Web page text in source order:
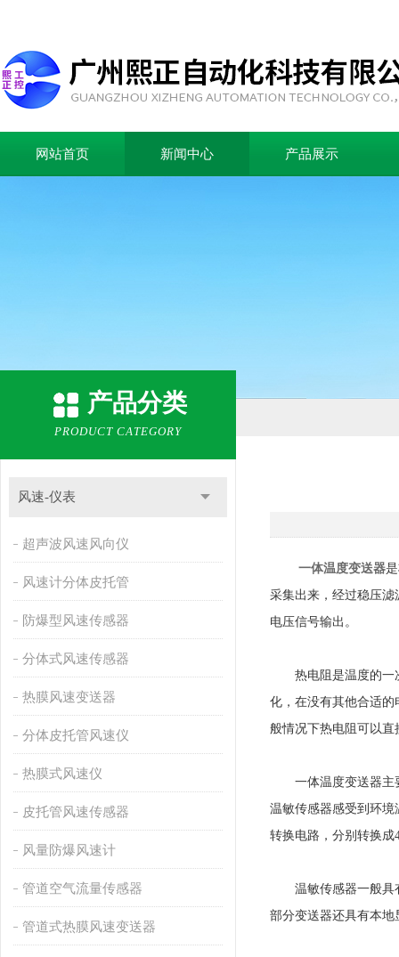
网站首页 新闻中心 产品展示
产品分类
PRODUCT CATEGORY
风速-仪表
超声波风速风向仪
风速计分体皮托管
防爆型风速传感器
分体式风速传感器
热膜风速变送器
分体皮托管风速仪
热膜式风速仪
皮托管风速传感器
风量防爆风速计
管道空气流量传感器
管道式热膜风速变送器
一体温度变送器
采集出来，经过稳压
电压信号输出。
热电阻是温度的一次
化，在没有其他合适
般情况下热电阻可以直
一体温度变送器主要
温敏传感器感受到环
转换电路，分别转换成
温敏传感器一般具有
部分变送器还具有本